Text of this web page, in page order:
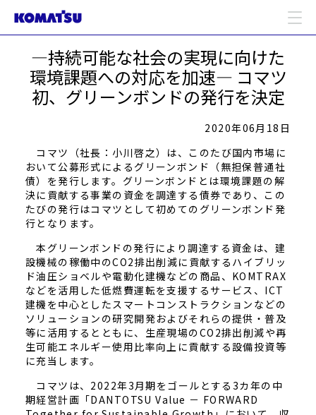
―持続可能な社会の実現に向けた
環境課題への対応を加速― コマツ
初、グリーンボンドの発行を決定
2020年06月18日
コマツ（社長：小川啓之）は、このたび国内市場に
おいて公募形式によるグリーンボンド（無担保普通社
債）を発行します。グリーンボンドとは環境課題の解
決に貢献する事業の資金を調達する債券であり、この
たびの発行はコマツとして初めてのグリーンボンド発
行となります。
本グリーンボンドの発行により調達する資金は、建
設機械の稼働中のCO2排出削減に貢献するハイブリッ
ド油圧ショベルや電動化建機などの商品、KOMTRAX
などを活用した低燃費運転を支援するサービス、ICT
建機を中心としたスマートコンストラクションなどの
ソリューションの研究開発およびそれらの提供・普及
等に活用するとともに、生産現場のCO2排出削減や再
生可能エネルギー使用比率向上に貢献する設備投資等
に充当します。
コマツは、2022年3月期をゴールとする3カ年の中
期経営計画「DANTOTSU Value － FORWARD